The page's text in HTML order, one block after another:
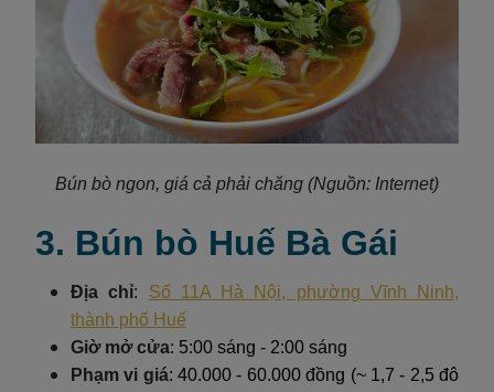
Bún bò ngon, giá cả phải chăng (Nguồn: Internet)
3. Bún bò Huế Bà Gái
Địa chỉ: Số 11A Hà Nội, phường Vĩnh Ninh,
thành phố Huế
Giờ mở cửa: 5:00 sáng - 2:00 sáng
Phạm vi giá: 40.000 - 60.000 đồng (~ 1,7 - 2,5 đô